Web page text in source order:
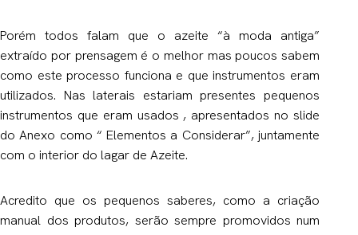
Porém todos falam que o azeite “à moda antiga”
extraído por prensagem é o melhor mas poucos sabem
como este processo funciona e que instrumentos eram
utilizados. Nas laterais estariam presentes pequenos
instrumentos que eram usados , apresentados no slide
do Anexo como “ Elementos a Considerar”, juntamente
com o interior do lagar de Azeite.
Acredito que os pequenos saberes, como a criação
manual dos produtos, serão sempre promovidos num